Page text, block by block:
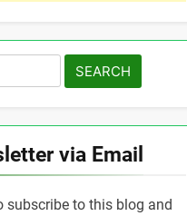
via Email
subscribe to this blog and